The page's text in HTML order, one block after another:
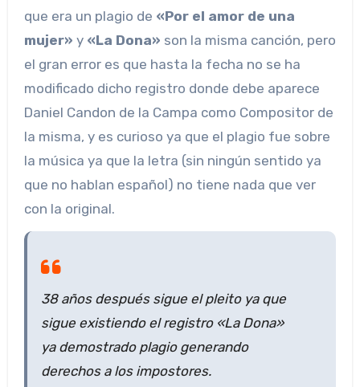
que era un plagio de «Por el amor de una
mujer» y «La Dona» son la misma canción, pero
el gran error es que hasta la fecha no se ha
modificado dicho registro donde debe aparece
Daniel Candon de la Campa como Compositor de
la misma, y es curioso ya que el plagio fue sobre
la música ya que la letra (sin ningún sentido ya
que no hablan español) no tiene nada que ver
con la original.
38 años después sigue el pleito ya que
sigue existiendo el registro «La Dona»
ya demostrado plagio generando
derechos a los impostores.